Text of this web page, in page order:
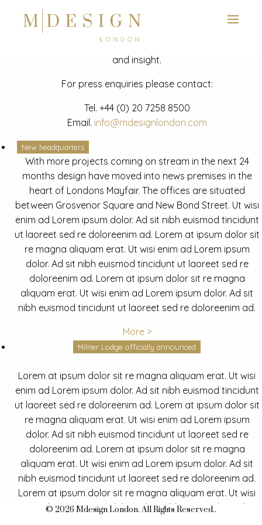
News
Latest mdesign development project and advisory news
and insight.
For press enquiries please contact:
Tel. +44 (0) 20 7258 8500
Email. info@mdesignlondon.com
New headquarters
With more projects coming on stream in the next 24
months design have moved into news premises in the
heart of Londons Mayfair. The offices are situated
between Grosvenor Square and New Bond Street. Ut wisi
enim ad Lorem ipsum dolor. Ad sit nibh euismod tincidunt
ut laoreet sed re doloreenim ad. Lorem at ipsum dolor sit
re magna aliquam erat. Ut wisi enim ad Lorem ipsum
dolor. Ad sit nibh euismod tincidunt ut laoreet sed re
doloreenim ad. Lorem at ipsum dolor sit re magna
aliquam erat. Ut wisi enim ad Lorem ipsum dolor. Ad sit
nibh euismod tincidunt ut laoreet sed re doloreenim ad.
More >
Milner Lodge officially announced
Lorem at ipsum dolor sit re magna aliquam erat. Ut wisi
enim ad Lorem ipsum dolor. Ad sit nibh euismod tincidunt
ut laoreet sed re doloreenim ad. Lorem at ipsum dolor sit
re magna aliquam erat. Ut wisi enim ad Lorem ipsum
dolor. Ad sit nibh euismod tincidunt ut laoreet sed re
doloreenim ad. Lorem at ipsum dolor sit re magna
aliquam erat. Ut wisi enim ad Lorem ipsum dolor. Ad sit
nibh euismod tincidunt ut laoreet sed re doloreenim ad.
Lorem at ipsum dolor sit re magna aliquam erat. Ut wisi
enim ad Lorem ipsum dolor. Ad sit nibh euismod tincidunt
© 2026 Mdesign London. All Rights Reserved..